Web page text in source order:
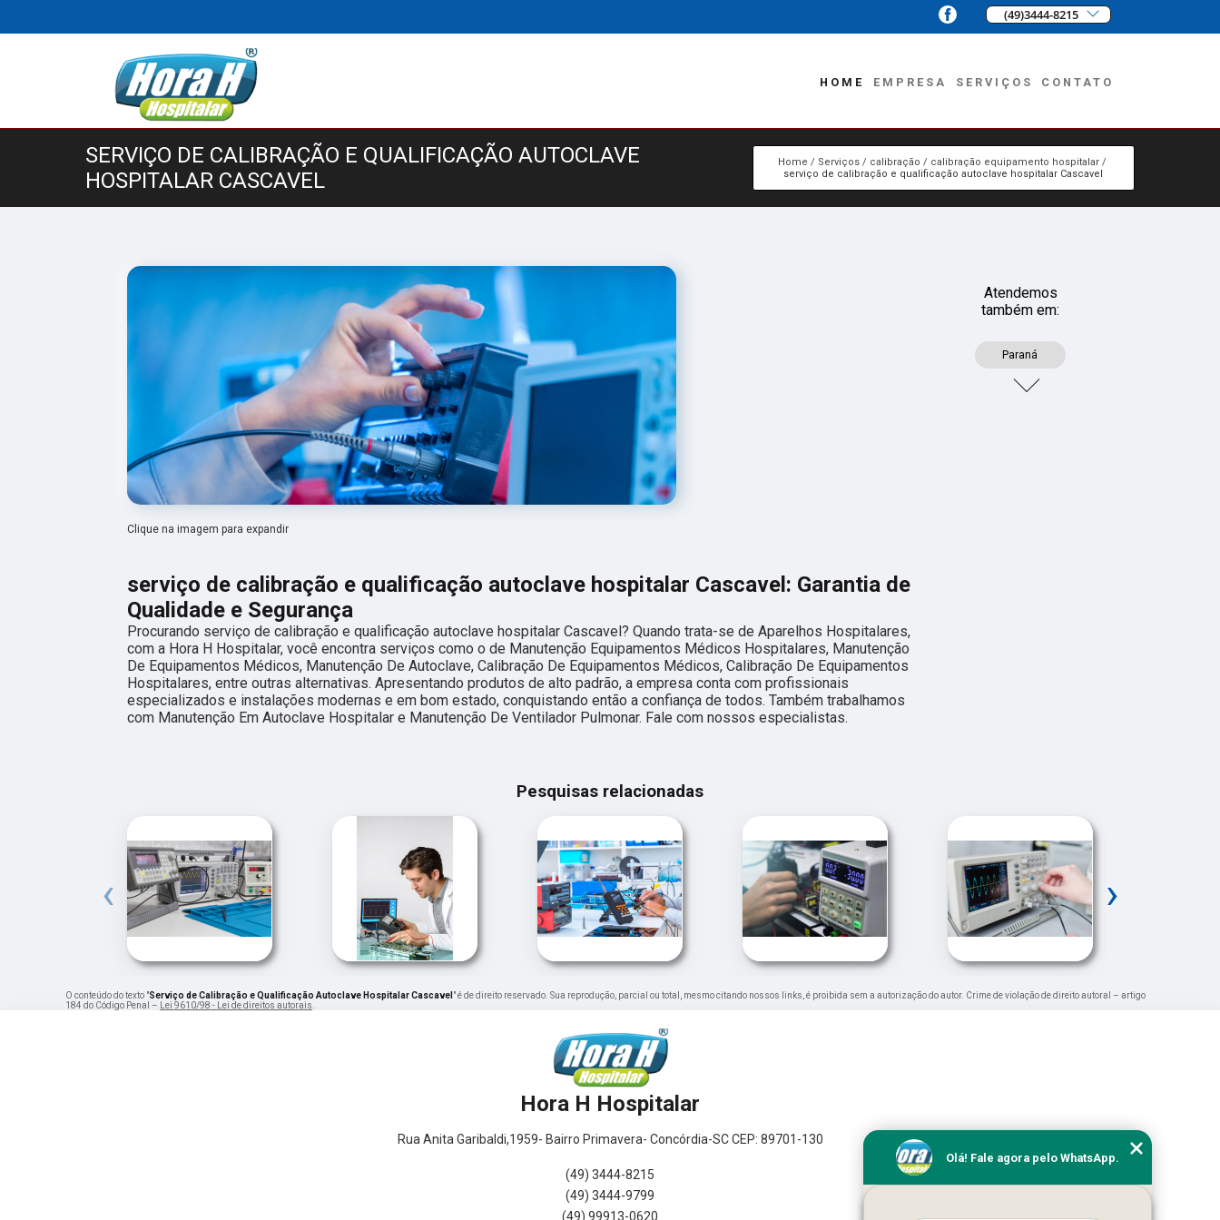
(49)3444-8215
HOME EMPRESA SERVIÇOS CONTATO
SERVIÇO DE CALIBRAÇÃO E QUALIFICAÇÃO AUTOCLAVE
HOSPITALAR CASCAVEL
Home Serviços calibração
calibração equipamento hospitalar
serviço de calibração e qualificação autoclave hospitalar Cascavel
Clique na imagem para expandir
serviço de calibração e qualificação autoclave hospitalar Cascavel: Garantia de
Qualidade e Segurança
Procurando serviço de calibração e qualificação autoclave hospitalar Cascavel? Quando trata-se de Aparelhos Hospitalares,
com a Hora H Hospitalar, você encontra serviços como o de Manutenção Equipamentos Médicos Hospitalares, Manutenção
De Equipamentos Médicos, Manutenção De Autoclave, Calibração De Equipamentos Médicos, Calibração De Equipamentos
Hospitalares, entre outras alternativas. Apresentando produtos de alto padrão, a empresa conta com profissionais
especializados e instalações modernas e em bom estado, conquistando então a confiança de todos. Também trabalhamos
com Manutenção Em Autoclave Hospitalar e Manutenção De Ventilador Pulmonar. Fale com nossos especialistas.
Atendemos
também em:
Paraná
Pesquisas relacionadas
‹ ›
O conteúdo do texto "Serviço de Calibração e Qualificação Autoclave Hospitalar Cascavel " é de direito reservado. Sua reprodução, parcial ou total, mesmo citando nossos links, é proibida sem a autorização do autor. Crime de violação de direito autoral – artigo
184 do Código Penal – Lei 9610/98 - Lei de direitos autorais.
Hora H Hospitalar
Rua Anita Garibaldi,1959- Bairro Primavera- Concórdia-SC CEP: 89701-130
(49) 3444-8215
(49) 3444-9799
(49) 99913-0620
Olá! Fale agora pelo WhatsApp.